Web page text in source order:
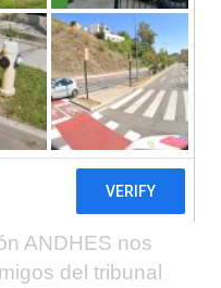
ANDHES nos
del tribunal